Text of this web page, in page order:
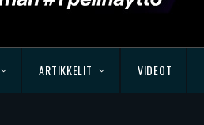
ARTIKKELIT VIDEOT